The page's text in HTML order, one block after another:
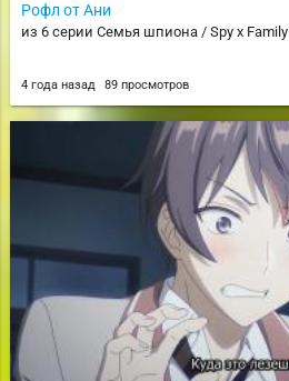
Рофл от Ани
из 6 серии Семья шпиона / Spy x Family
4 года назад 89 просмотров